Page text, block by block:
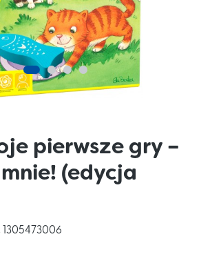
pierwsze gry –
(edycja
1305473006